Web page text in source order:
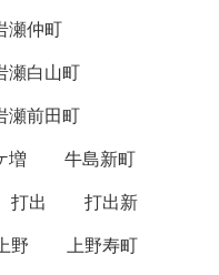
瀬仲町
瀬白山町
瀬前田町
増
牛島新町
打出
打出新
野
上野寿町